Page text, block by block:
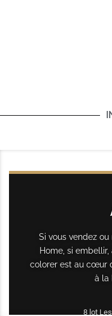
Si vous vendez
Home, si
colorer est au cœur
à la
8 lot